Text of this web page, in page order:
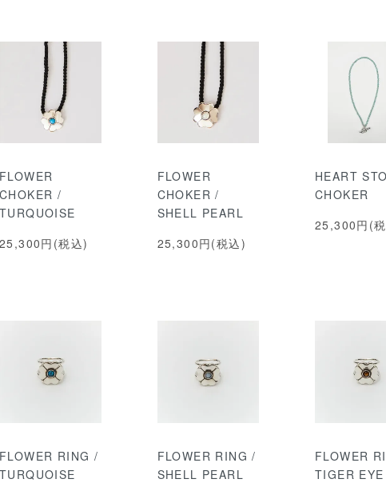
FLOWER
CHOKER /
TURQUOISE
25,300円(税込)
FLOWER
CHOKER /
SHELL PEARL
25,300円(税込)
HEART
CHOKER
25,300円(
FLOWER RING /
TURQUOISE
FLOWER RING /
SHELL PEARL
FLOWER
TIGER EYE